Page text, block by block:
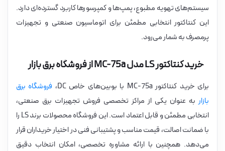
سیستم‌های تهویه مطبوع، پمپ‌ها و کمپرسورها کاربرد گسترده‌ای دارد.
این کنتاکتور انتخابی مطمئن برای اتوماسیون صنعتی و تجهیزات
پرمصرف به شمار می‌رود.
خرید کنتاکتور LS مدل MC-75a از فروشگاه برق بازار
برای خرید کنتاکتور MC-75a با بوبین‌های خاص DC،
فروشگاه برق
بازاربه عنوان یکی از مراکز تخصصی فروش تجهیزات برق صنعتی،
انتخابی مطمئن و قابل اعتماد است. این فروشگاه محصولات برند LS را
با ضمانت اصالت، قیمت مناسب و پشتیبانی فنی در اختیار خریداران قرار
می‌دهد. همچنین با ارائه مشاوره تخصصی، امکان انتخاب دقیق